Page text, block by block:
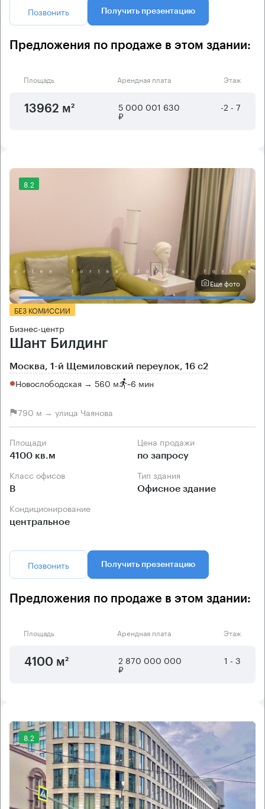
Позвонить Получить презентацию
Предложения по продаже в этом здании:
Площадь Арендная плата Этаж
13962 м² 5 000 001 630
₽
-2 - 7
8.2
Еще фото
БЕЗ КОМИССИИ
Бизнес-центр
Шант Билдинг
Москва, 1-й Щемиловский переулок, 16 с2
Новослободская → 560 м ~6 мин
790 м → улица Чаянова
Площади
4100 кв.м
Цена продажи
по запросу
Класс офисов
B
Тип здания
Офисное здание
Кондиционирование
центральное
Позвонить Получить презентацию
Предложения по продаже в этом здании:
Площадь Арендная плата Этаж
4100 м² 2 870 000 000
₽
1 - 3
8.2